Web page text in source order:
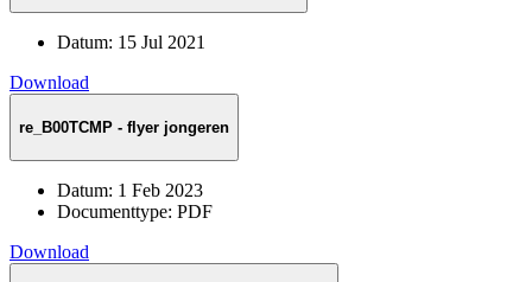
Datum: 15 Jul 2021
Download
re_B00TCMP - flyer jongeren
Datum: 1 Feb 2023
Documenttype: PDF
Download